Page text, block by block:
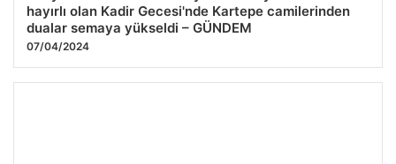
hayırlı olan Kadir Gecesi'nde Kartepe camilerinden
dualar semaya yükseldi – GÜNDEM
07/04/2024